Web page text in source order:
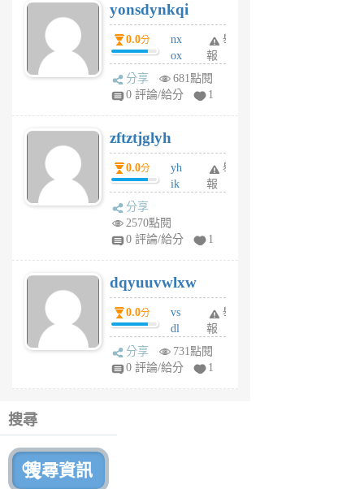
6
個
月
前
yonsdynkqi
0.0分
nx
ox
rh
pe
月
前
舉
報
分享
681點閱
0 評論/給分
1
zftztjglyh
0.0分
yh
ik
tu
6
個
月
前
舉
報
分享
2570點閱
0 評論/給分
1
dqyuuvwlxw
0.0分
vs
dl
sq
fy
舉
報
分享
731點閱
0 評論/給分
1
搜尋